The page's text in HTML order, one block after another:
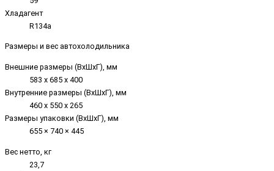
Хладагент
R134a
Размеры и вес автохолодильника
Внешние размеры (ВхШхГ), мм
583 х 685 х 400
Внутренние размеры (ВxШxГ), мм
460 х 550 х 265
Размеры упаковки (ВxШxГ), мм
655 × 740 × 445
Вес нетто, кг
23,7